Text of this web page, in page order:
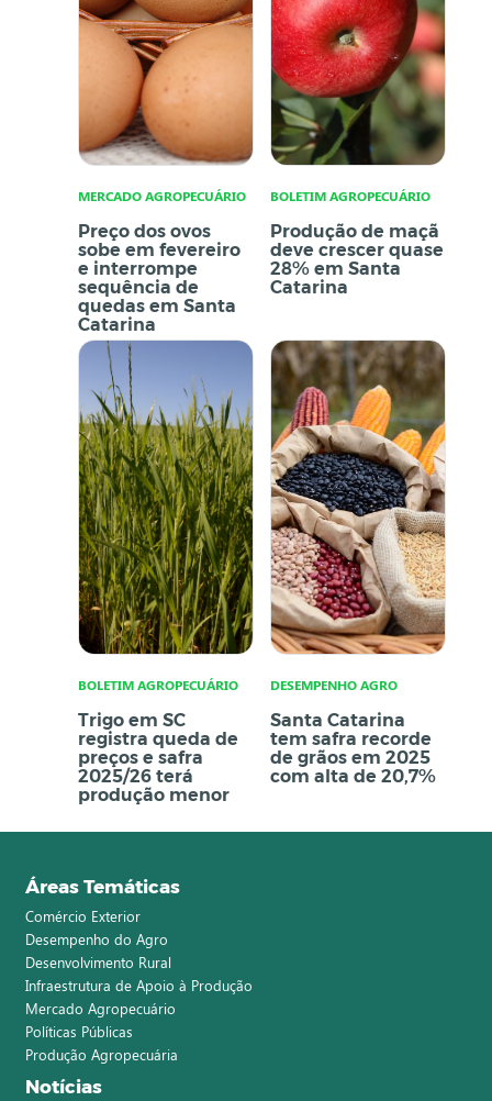
MERCADO AGROPECUÁRIO
Preço dos ovos
sobe em fevereiro
e interrompe
sequência de
quedas em Santa
Catarina
BOLETIM AGROPECUÁRIO
Produção de maçã
deve crescer quase
28% em Santa
Catarina
BOLETIM AGROPECUÁRIO
Trigo em SC
registra queda de
preços e safra
2025/26 terá
produção menor
DESEMPENHO AGRO
Santa Catarina
tem safra recorde
de grãos em 2025
com alta de 20,7%
Áreas Temáticas
Comércio Exterior
Desempenho do Agro
Desenvolvimento Rural
Infraestrutura de Apoio à Produção
Mercado Agropecuário
Políticas Públicas
Produção Agropecuária
Notícias